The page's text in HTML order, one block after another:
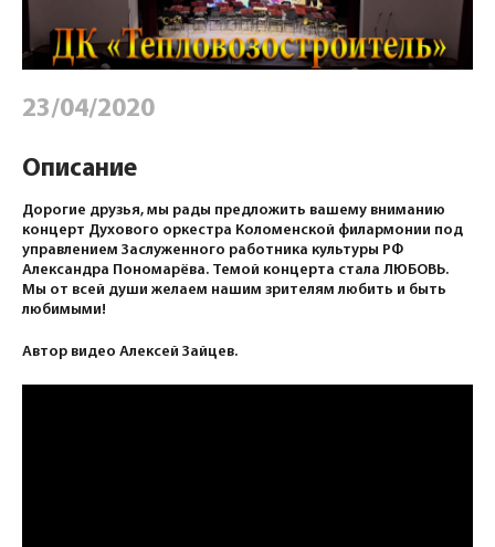
23/04/2020
Описание
Дорогие друзья, мы рады предложить вашему вниманию
концерт Духового оркестра Коломенской филармонии под
управлением Заслуженного работника культуры РФ
Александра Пономарёва. Темой концерта стала ЛЮБОВЬ.
Мы от всей души желаем нашим зрителям любить и быть
любимыми!
Автор видео Алексей Зайцев.